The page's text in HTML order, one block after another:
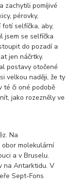
zachytili pomíjivé
pérovky,
selfíčka, aby,
jsem se selfíčka
do pozadí a
jen náčrtky.
postavy otočené
velkou naději, že ty
té či oné podobě
jako rozezněly ve
Na
obor molekulární
a v Bruselu.
na Antarktidu. V
Sept-Fons